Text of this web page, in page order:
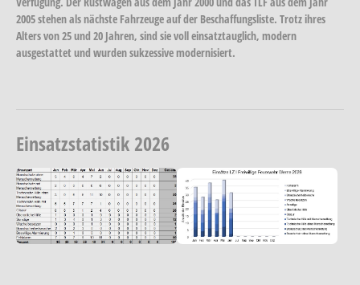
2005 stehen als nächste Fahrzeuge auf der Beschaffungsliste. Trotz ihres
Alters von 25 und 20 Jahren, sind sie voll einsatztauglich, modern
ausgestattet und wurden sukzessive modernisiert.
Einsatzstatistik 2026
Show larger version Show larger version